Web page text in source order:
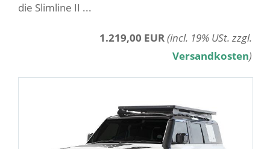
die Slimline II ...
1.219,00 EUR(incl. 19% USt. zzgl.
Versandkosten)